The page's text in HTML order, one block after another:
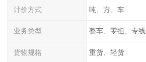
计价方式 吨、方、车
业务类型 整车、零担、专线
货物规格 重货、轻货